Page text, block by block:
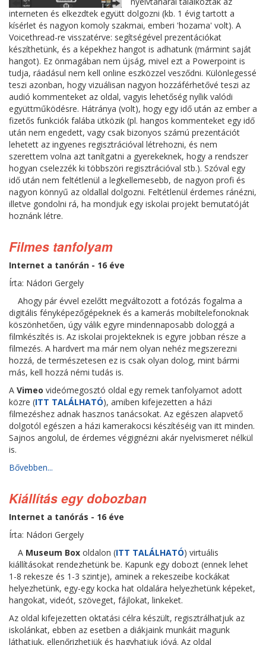
interneten és elkezdtek együtt dolgozni (kb. 1 évig tartott a
kísérlet és nagyon komoly szakmai, emberi 'hozama' volt). A
Voicethread-re visszatérve: segítségével prezentációkat
készíthetünk, és a képekhez hangot is adhatunk (mármint saját
hangot). Ez önmagában nem újság, mivel ezt a Powerpoint is
tudja, ráadásul nem kell online eszközzel vesződni. Különlegessé
teszi azonban, hogy vizuálisan nagyon hozzáférhetővé teszi az
audió kommenteket az oldal, vagyis lehetőség nyílik valódi
együttműködésre. Hátránya (volt), hogy egy idő után az ember a
fizetős funkciók falába ütközik (pl. hangos kommenteket egy idő
után nem engedett, vagy csak bizonyos számú prezentációt
lehetett az ingyenes regisztrációval létrehozni, és nem
szerettem volna azt tanítgatni a gyerekeknek, hogy a rendszer
hogyan cselezzék ki többszöri regisztrációval stb.). Szóval egy
idő után nem feltétlenül a legkellemesebb, de nagyon profi és
nagyon könnyű az oldallal dolgozni. Feltétlenül érdemes ránézni,
illetve gondolni rá, ha mondjuk egy iskolai projekt bemutatóját
hoznánk létre.
Filmes tanfolyam
Internet a tanórán - 16 éve
Írta: Nádori Gergely
Ahogy pár évvel ezelőtt megváltozott a fotózás fogalma a
digitális fényképezőgépeknek és a kamerás mobiltelefonoknak
köszönhetően, úgy válik egyre mindennaposabb dologgá a
filmkészítés is. Az iskolai projekteknek is egyre jobban része a
filmezés. A hardvert ma már nem olyan nehéz megszerezni
hozzá, de természetesen ez is csak olyan dolog, mint bármi
más, kell hozzá némi tudás is.
A Vimeo videómegosztó oldal egy remek tanfolyamot adott
közre (ITT TALÁLHATÓ), amiben kifejezetten a házi
filmezéshez adnak hasznos tanácsokat. Az egészen alapvető
dolgotól egészen a házi kamerakocsi készítéséig van itt minden.
Sajnos angolul, de érdemes végignézni akár nyelvismeret nélkül
is.
Bővebben...
Kiállítás egy dobozban
Internet a tanórás - 16 éve
Írta: Nádori Gergely
A Museum Box oldalon (ITT TALÁLHATÓ) virtuális
kiállításokat rendezhetünk be. Kapunk egy dobozt (ennek lehet
1-8 rekesze és 1-3 szintje), aminek a rekeszeibe kockákat
helyezhetünk, egy-egy kocka hat oldalára helyezhetünk képeket,
hangokat, videót, szöveget, fájlokat, linkeket.
Az oldal kifejezetten oktatási célra készült, regisztrálhatjuk az
iskolánkat, ebben az esetben a diákjaink munkáit magunk
láthatjuk, ellenőrizhetjük és hagyhatjuk jóvá. Az oldal